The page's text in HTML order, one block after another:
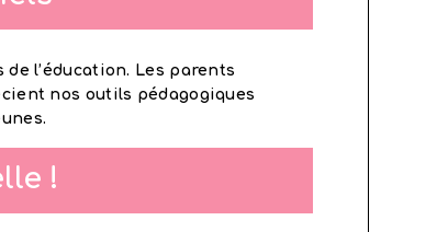
l’éducation. Les parents
nos outils pédagogiques
!